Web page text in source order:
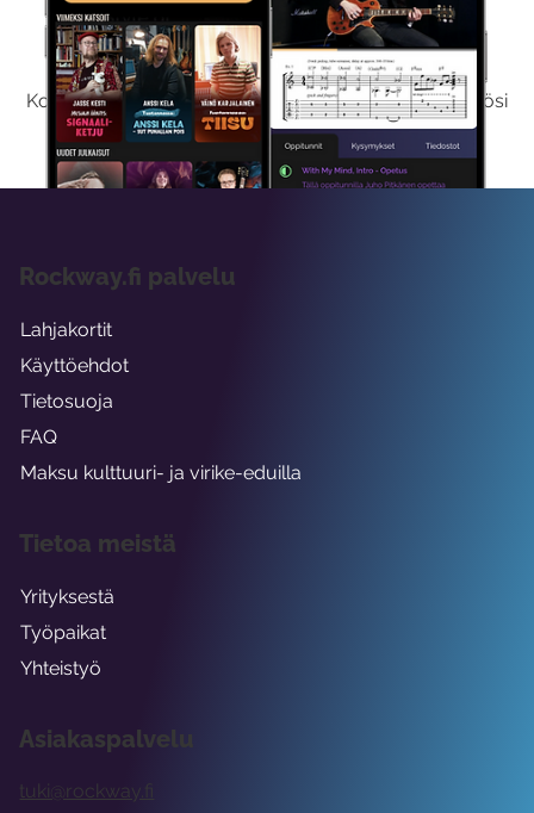
Kokeile Ilmaiseksi
Kokeilemalla ilmaiseksi saat koko sisältömme käyttöösi
viikon ajaksi.
Asiakaspalvelu
tuki@rockway.fi
Rockway.fi palvelu
Lahjakortit
Käyttöehdot
Tietosuoja
FAQ
Maksu kulttuuri- ja virike-eduilla
Tietoa meistä
Yrityksestä
Työpaikat
Yhteistyö